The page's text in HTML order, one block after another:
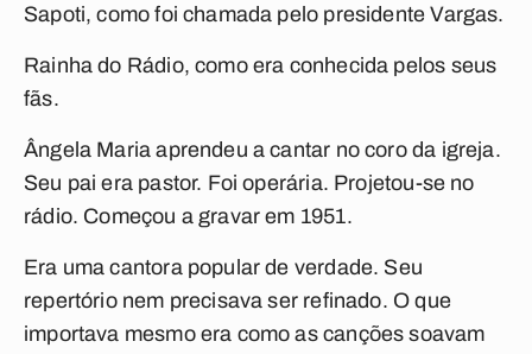
Sapoti, como foi chamada pelo presidente Vargas.
Rainha do Rádio, como era conhecida pelos seus
fãs.
Ângela Maria aprendeu a cantar no coro da igreja.
Seu pai era pastor. Foi operária. Projetou-se no
rádio. Começou a gravar em 1951.
Era uma cantora popular de verdade. Seu
repertório nem precisava ser refinado. O que
importava mesmo era como as canções soavam